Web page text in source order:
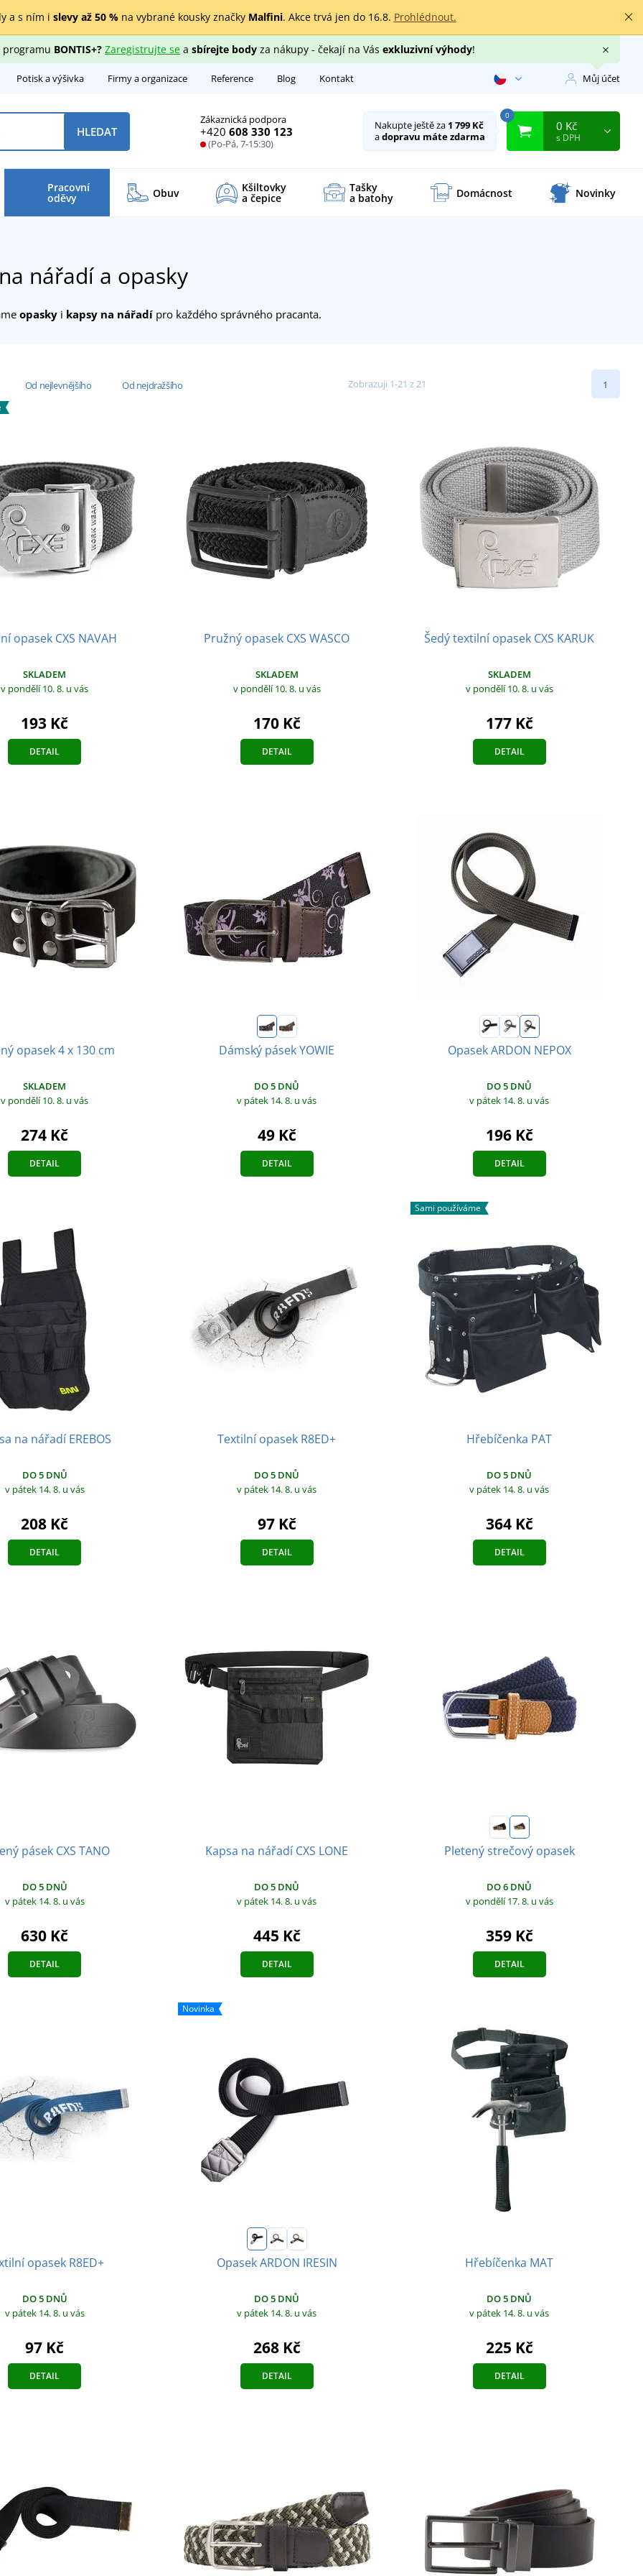
a s ním i slevy až 50 %na vybrané kousky značky Malfini. Akce trvá jen do 16.8. Prohlédnout.
programu BONTIS+? Zaregistrujte sea sbírejte bodyza nákupy - čekají na Vás exkluzivní výhody!
Potisk a výšivka Firmy a organizace Reference Blog Kontakt Můj účet
Zákaznická podpora
+420 608 330 123
(Po-Pá, 7-15:30)
HLEDAT Nakupte ještě za 1 799 Kč
adopravu máte zdarma
0
0 Kč
s DPH
Pracovní
oděvy Obuv Kšiltovky
a čepice
Tašky
a batohy Domácnost Novinky
nářadí a opasky
opasky i kapsy na nářadí pro každého správného pracanta.
Od nejlevnějšího Od nejdražšího Zobrazuji 1-21 z 21 1
opasek CXS NAVAH
SKLADEM
v pondělí 10. 8. u vás
193 Kč
DETAIL
Pružný opasek CXS WASCO
SKLADEM
v pondělí 10. 8. u vás
170 Kč
DETAIL
Šedý textilní opasek CXS KARUK
SKLADEM
v pondělí 10. 8. u vás
177 Kč
DETAIL
opasek 4 x 130 cm
SKLADEM
v pondělí 10. 8. u vás
274 Kč
DETAIL
Dámský pásek YOWIE
DO 5 DNŮ
v pátek 14. 8. u vás
49 Kč
DETAIL
Opasek ARDON NEPOX
DO 5 DNŮ
v pátek 14. 8. u vás
196 Kč
DETAIL
na nářadí EREBOS
DO 5 DNŮ
v pátek 14. 8. u vás
208 Kč
DETAIL
Textilní opasek R8ED+
DO 5 DNŮ
v pátek 14. 8. u vás
97 Kč
DETAIL
Sami používáme
Hřebíčenka PAT
DO 5 DNŮ
v pátek 14. 8. u vás
364 Kč
DETAIL
pásek CXS TANO
DO 5 DNŮ
v pátek 14. 8. u vás
630 Kč
DETAIL
Kapsa na nářadí CXS LONE
DO 5 DNŮ
v pátek 14. 8. u vás
445 Kč
DETAIL
Pletený strečový opasek
DO 6 DNŮ
v pondělí 17. 8. u vás
359 Kč
DETAIL
opasek R8ED+
DO 5 DNŮ
v pátek 14. 8. u vás
97 Kč
DETAIL
Novinka
Opasek ARDON IRESIN
DO 5 DNŮ
v pátek 14. 8. u vás
268 Kč
DETAIL
Hřebíčenka MAT
DO 5 DNŮ
v pátek 14. 8. u vás
225 Kč
DETAIL